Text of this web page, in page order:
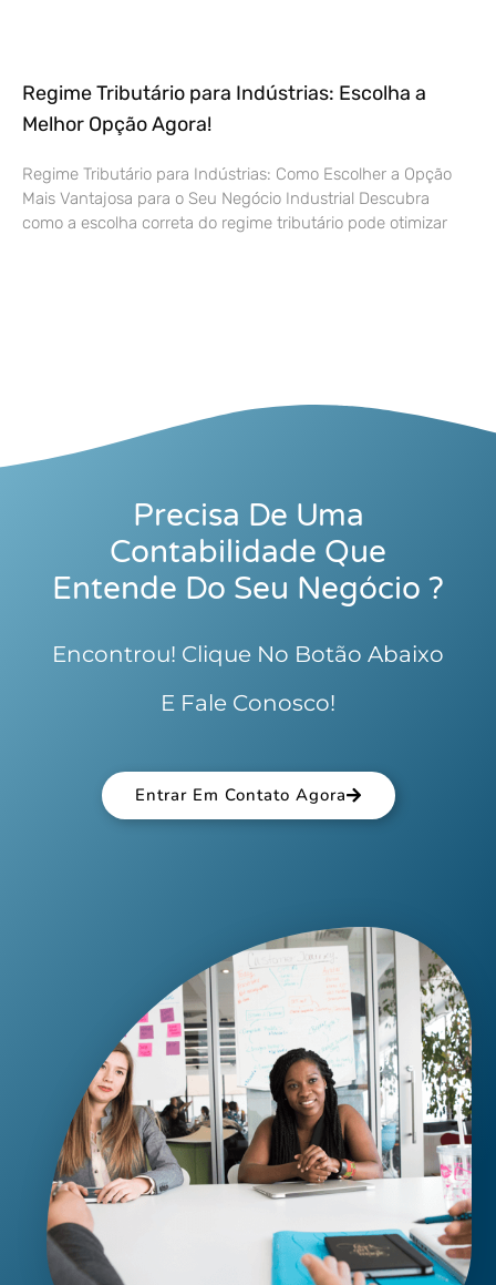
Regime Tributário para Indústrias: Escolha a
Melhor Opção Agora!
Regime Tributário para Indústrias: Como Escolher a Opção
Mais Vantajosa para o Seu Negócio Industrial Descubra
como a escolha correta do regime tributário pode otimizar
Precisa De Uma
Contabilidade Que
Entende Do Seu Negócio ?
Encontrou! Clique No Botão Abaixo
E Fale Conosco!
Entrar Em Contato Agora